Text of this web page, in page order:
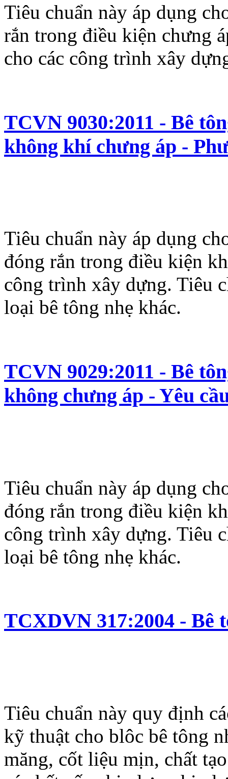
Tiêu chuẩn này áp dụng
rắn trong điều kiện chưng
cho các công trình xây
TCVN 9030:2011 - Bê
không khí chưng áp -
Tiêu chuẩn này áp dụng
đóng rắn trong điều kiện
công trình xây dựng. Tiêu
loại bê tông nhẹ khác.
TCVN 9029:2011 - Bê
không chưng áp - Yêu
Tiêu chuẩn này áp dụng
đóng rắn trong điều kiện
công trình xây dựng. Tiêu
loại bê tông nhẹ khác.
TCXDVN 317:2004 - Bê
Tiêu chuẩn này quy định
kỹ thuật cho blôc bê tông
măng, cốt liệu mịn, chất